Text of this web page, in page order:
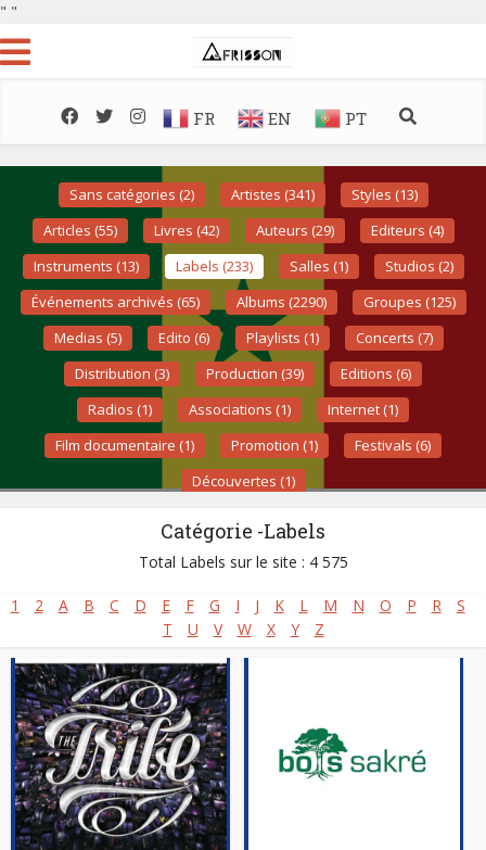
" "
FR EN PT
Sans catégories (2) Artistes (341)
Styles (13)
Articles (55)
Livres (42) Auteurs (29)
Editeurs (4)
Instruments (13)
Labels (233) Salles (1)
Studios (2)
Événements archivés (65)
Albums (2290)
Groupes (125)
Medias (5)
Edito (6) Playlists (1)
Concerts (7)
Distribution (3)
Production (39)
Editions (6)
Radios (1)
Associations (1)
Internet (1)
Film documentaire (1)
Promotion (1)
Festivals (6)
Découvertes (1)
Sénégal
Styles: Afro-jazz Afro-rap Afro-reggae,Folk Music
,
Gospel africain - Musique chrétienne
Musique Classique Africaine
Musique mandingue,Musique peule
Site :https://www.senegalaisement.com
Catégorie -Labels
Total Labels sur le site : 4 575
1 2 A B C D E F G I J K L M N O P R
S
T
U V W X Y Z